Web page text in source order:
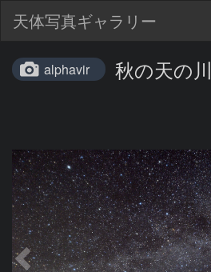
天体写真ギャラリー
alphavir 秋の天の川